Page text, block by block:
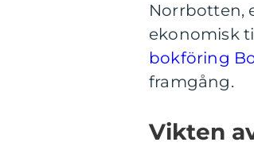
Norrbotten,
ekonomisk
bokföring
framgång.
Vikten